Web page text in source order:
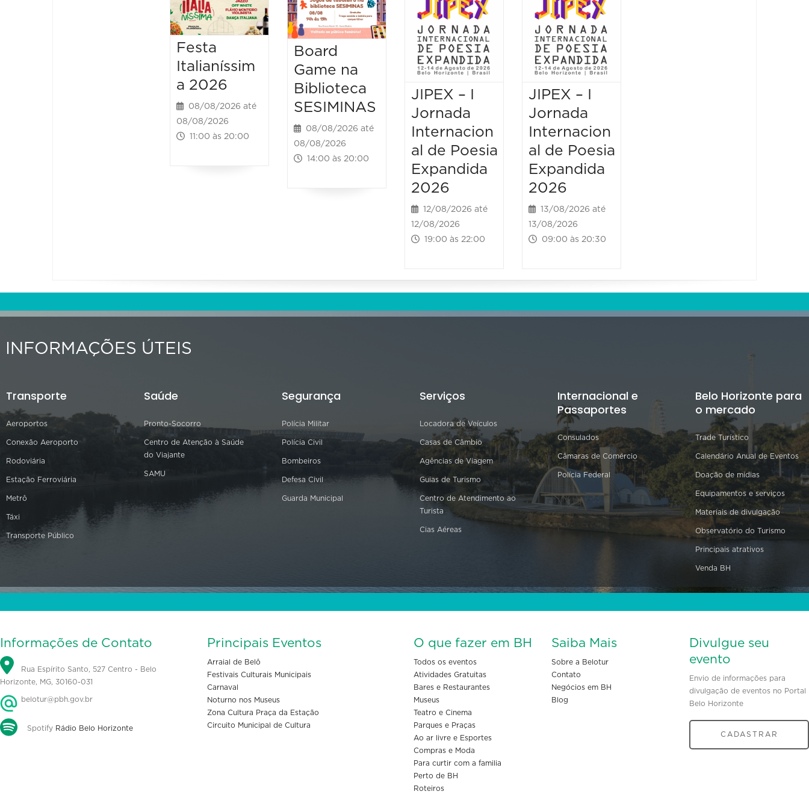
Festa
Italianíssim
a 2026
08/08/2026 até
08/08/2026
11:00 às 20:00
Board
Game na
Biblioteca
SESIMINAS
08/08/2026 até
08/08/2026
14:00 às 20:00
JIPEX – I
Jornada
Internacion
al de Poesia
Expandida
2026
12/08/2026 até
12/08/2026
19:00 às 22:00
JIPEX – I
Jornada
Internacion
al de Poesia
Expandida
2026
13/08/2026 até
13/08/2026
09:00 às 20:30
INFORMAÇÕES ÚTEIS
Transporte
Aeroportos
Conexão Aeroporto
Rodoviária
Estação Ferroviária
Metrô
Táxi
Transporte Público
Saúde
Pronto-Socorro
Centro de Atenção à Saúde
do Viajante
SAMU
Segurança
Polícia Militar
Polícia Civil
Bombeiros
Defesa Civil
Guarda Municipal
Serviços
Locadora de Veículos
Casas de Câmbio
Agências de Viagem
Guias de Turismo
Centro de Atendimento ao
Turista
Cias Aéreas
Internacional e
Passaportes
Consulados
Câmaras de Comércio
Polícia Federal
Belo Horizonte para
o mercado
Trade Turístico
Calendário Anual de Eventos
Doação de mídias
Equipamentos e serviços
Materiais de divulgação
Observatório do Turismo
Principais atrativos
Venda BH
Informações de Contato
Rua Espírito Santo, 527 Centro - Belo
Horizonte, MG, 30160-031
belotur@pbh.gov.br
Spotify Rádio Belo Horizonte
Principais Eventos
Arraial de Belô
Festivais Culturais Municipais
Carnaval
Noturno nos Museus
Zona Cultura Praça da Estação
Circuito Municipal de Cultura
O que fazer em BH
Todos os eventos
Atividades Gratuitas
Bares e Restaurantes
Museus
Teatro e Cinema
Parques e Praças
Ao ar livre e Esportes
Compras e Moda
Para curtir com a familia
Perto de BH
Roteiros
Saiba Mais
Sobre a Belotur
Contato
Negócios em BH
Blog
Divulgue seu
evento
Envio de informações para
divulgação de eventos no Portal
Belo Horizonte
CADASTRAR